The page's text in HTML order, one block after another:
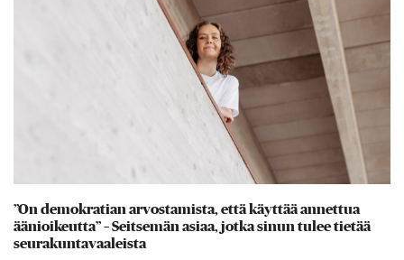
”On demokratian arvostamista, että käyttää annettua
äänioikeutta” – Seitsemän asiaa, jotka sinun tulee tietää
seurakuntavaaleista